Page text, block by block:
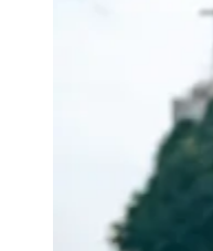
Mutinga
Vila Engenho
Votupoca
Guia de Empresas
Divulgar Vagas
Publicidade Legal